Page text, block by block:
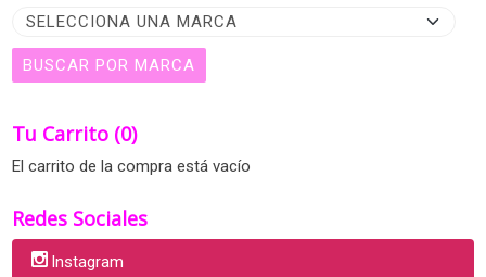
Tu Carrito (0)
El carrito de la compra está vacío
Redes Sociales
Instagram